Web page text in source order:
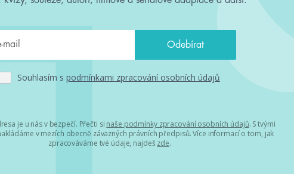
Souhlasím s podmínkami zpracování osobních údajů
je u nás v bezpečí. Přečti si naše podmínky zpracování osobních údajů. S tvými
v mezích obecně závazných právních předpisů. Více informací o tom, jak
zpracováváme tvé údaje, najdeš zde.